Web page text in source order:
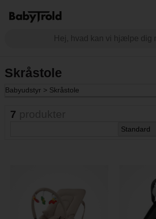
Skråstole
Babyudstyr > Skråstole
7